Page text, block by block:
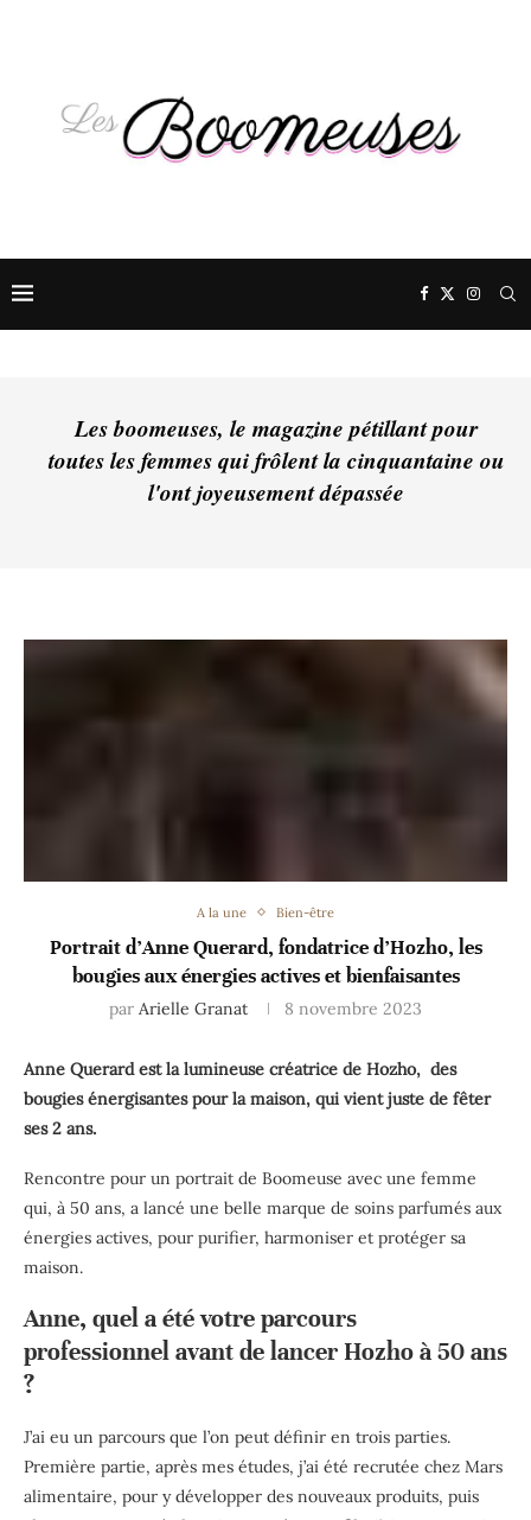
Les boomeuses, le magazine pétillant pour
toutes les femmes qui frôlent la cinquantaine ou
l'ont joyeusement dépassée
A la une Bien-être
Portrait d’Anne Querard, fondatrice d’Hozho, les
bougies aux énergies actives et bienfaisantes
par Arielle Granat 8 novembre 2023
Anne Querard est la lumineuse créatrice de Hozho, des
bougies énergisantes pour la maison, qui vient juste de fêter
ses 2 ans.
Rencontre pour un portrait de Boomeuse avec une femme
qui, à 50 ans, a lancé une belle marque de soins parfumés aux
énergies actives, pour purifier, harmoniser et protéger sa
maison.
Anne, quel a été votre parcours
professionnel avant de lancer Hozho à 50 ans
?
J’ai eu un parcours que l’on peut définir en trois parties.
Première partie, après mes études, j’ai été recrutée chez Mars
alimentaire, pour y développer des nouveaux produits, puis